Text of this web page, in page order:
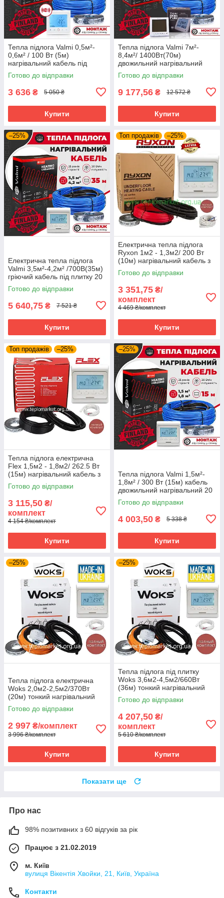
Тепла підлога Valmi 0,5м²-
0,6м² / 100 Вт (5м)
нагрівальний кабель під
плитку 20 Вт/м з
терморегулятором TWE02
Готово до відправки
3 636 ₴ 5 050 ₴
Купити
Тепла підлога Valmi 7м²-
8,4м²/ 1400Вт(70м)
двожильний нагрівальний
кабель 20 Вт/м з
терморегулятором Valmi P30
Готово до відправки
9 177,56 ₴ 12 572 ₴
Купити
–25%
Електрична тепла підлога
Valmi 3,5м²-4,2м² /700В(35м)
гріючий кабель під плитку 20
Вт/м з терморегулятором E51
Готово до відправки
5 640,75 ₴ 7 521 ₴
Купити
Топ продажів –25%
Електрична тепла підлога
Ryxon 1м2 - 1,3м2/ 200 Вт
(10м) нагрівальний кабель з
програмованим
терморегулятором E51
Готово до відправки
3 351,75 ₴/
комплект
4 469 ₴/комплект
Купити
Топ продажів –25%
Тепла підлога електрична
Flex 1,5м2 - 1,8м2/ 262.5 Вт
(15м) нагрівальний кабель з
програмованим
терморегулятором E51
Готово до відправки
3 115,50 ₴/
комплект
4 154 ₴/комплект
Купити
–25%
Тепла підлога Valmi 1,5м²-
1,8м² / 300 Вт (15м) кабель
двожильний нагрівальний 20
Вт/м з терморегулятором E51
Готово до відправки
4 003,50 ₴ 5 338 ₴
Купити
–25%
Тепла підлога електрична
Woks 2,0м2-2,5м2/370Вт
(20м) тонкий нагрівальний
кабель під
плитку+терморегулятор E51
Готово до відправки
2 997 ₴/комплект
3 996 ₴/комплект
Купити
–25%
Тепла підлога під плитку
Woks 3,6м2-4,5м2/660Вт
(36м) тонкий нагрівальний
кабель +терморегулятор E51
Готово до відправки
4 207,50 ₴/
комплект
5 610 ₴/комплект
Купити
Показати ще
Про нас
98% позитивних з 60 відгуків за рік
Працює з 21.02.2019
м. Київ
вулиця Вікентія Хвойки, 21, Київ, Україна
Контакти